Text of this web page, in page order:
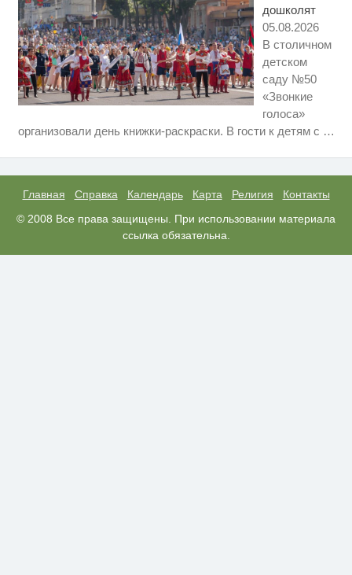
дошколят
05.08.2026
В столичном
детском
саду №50
«Звонкие
голоса»
организовали день книжки-раскраски. В гости к детям с …
Главная Справка Календарь Карта Религия
Контакты
© 2008 Все права защищены. При использовании материала
ссылка обязательна.
а смеяться вы будете долго
i
Взломали Telegram Собчак - вот
что нашлось в переписках